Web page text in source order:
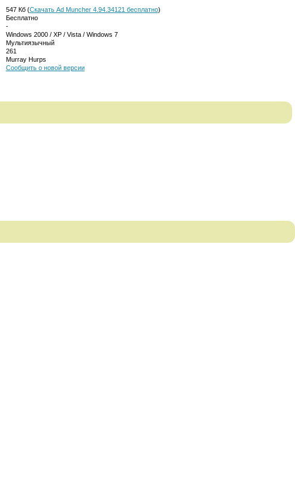
547 Кб (Скачать Ad Muncher 4.94.34121 бесплатно)
Бесплатно
-
Windows 2000 / XP / Vista / Windows 7
Мультиязычный
261
Murray Hurps
Сообщить о новой версии